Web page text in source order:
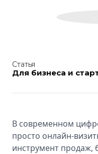
Статья
Для бизнеса и
В современном
просто онлайн-
инструмент продаж,